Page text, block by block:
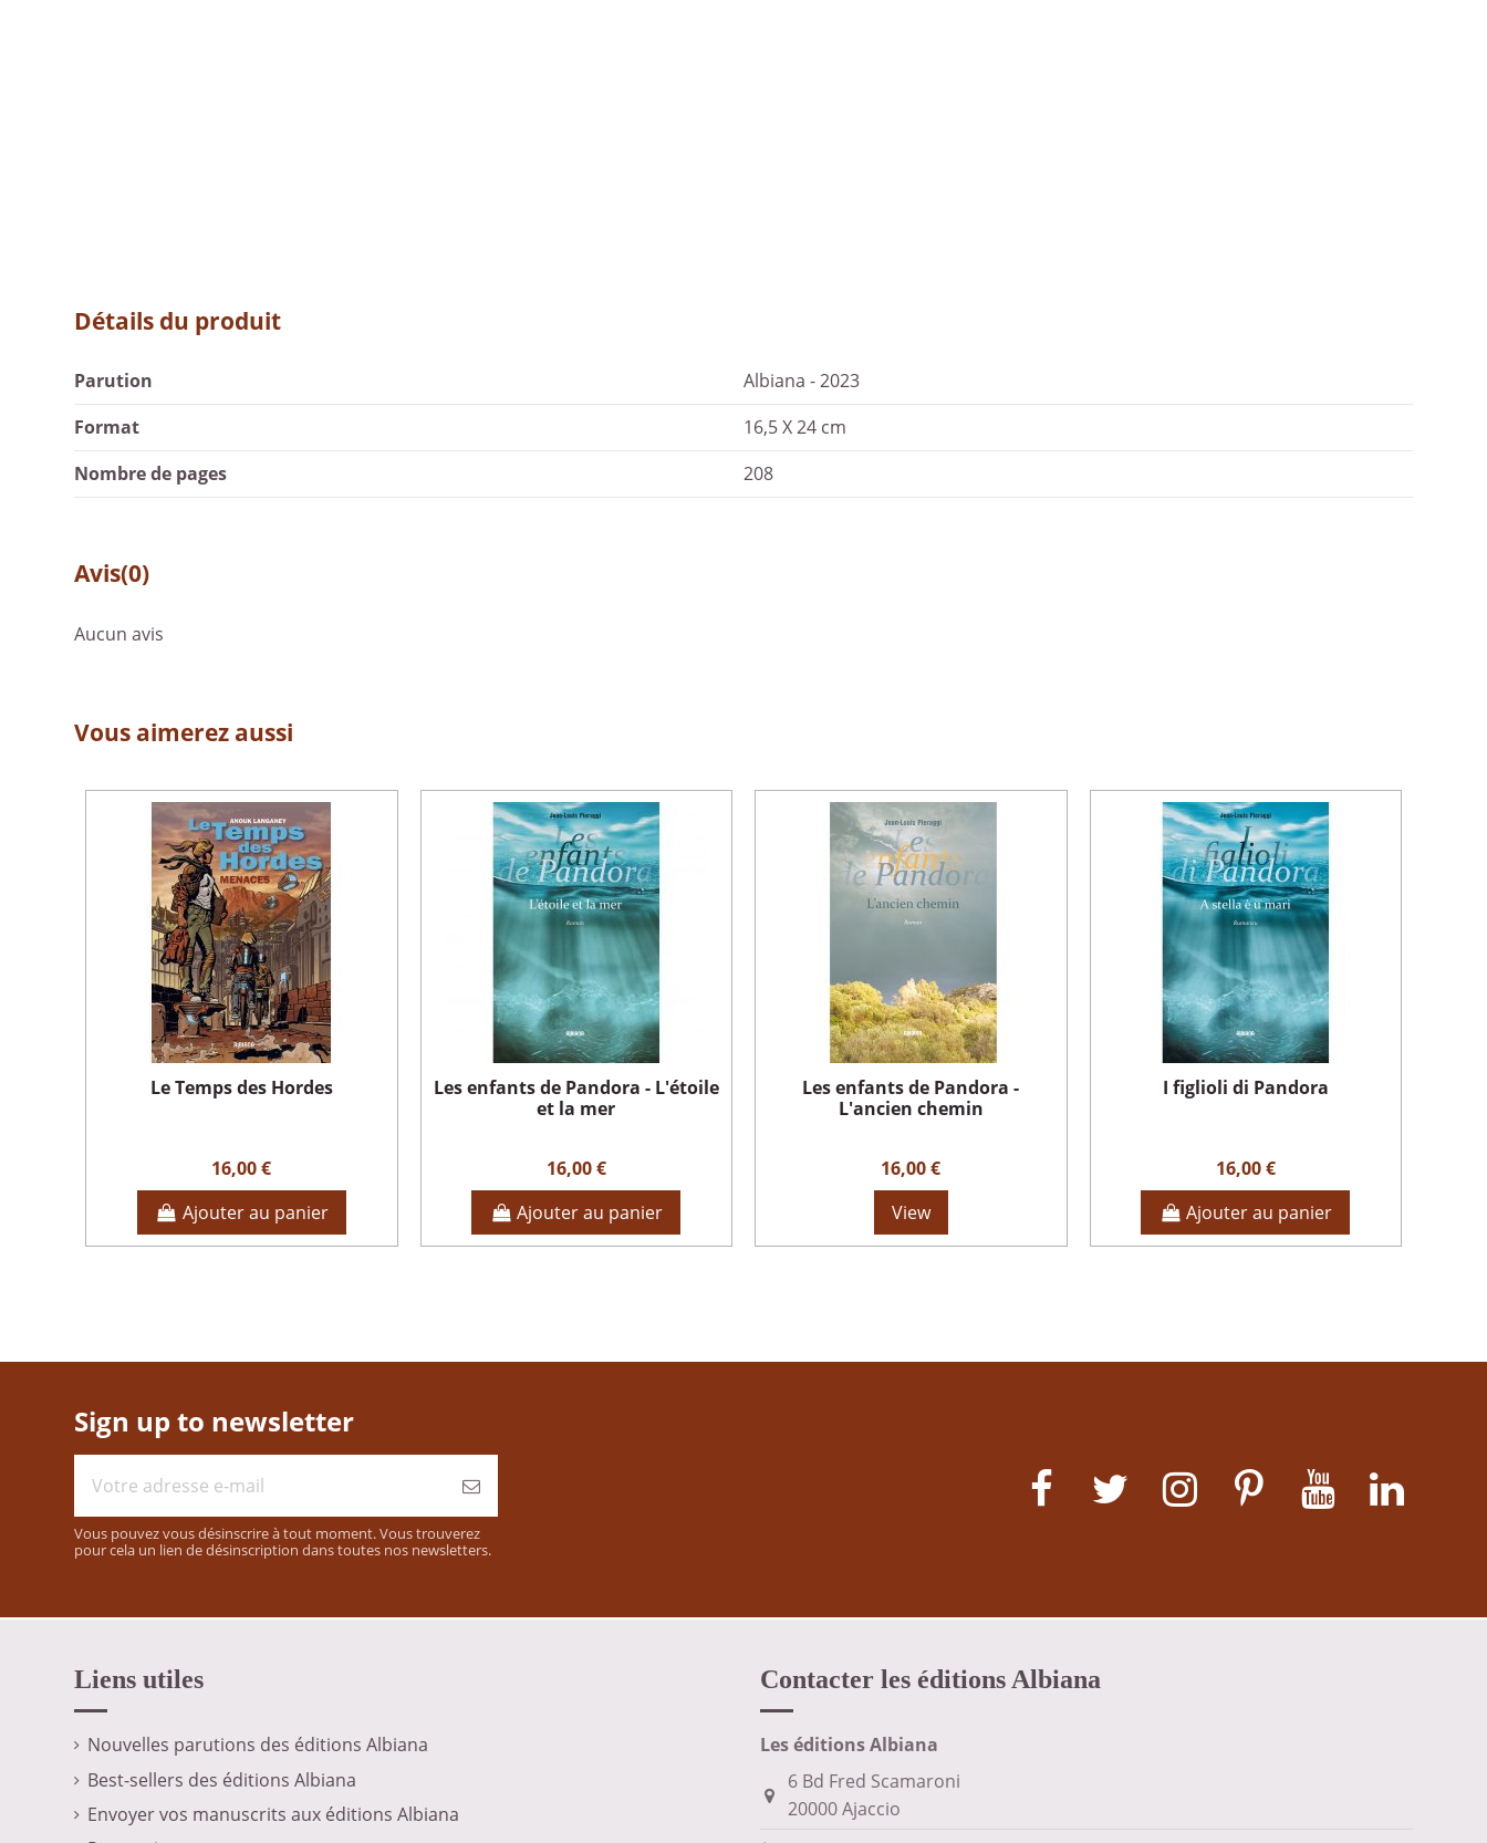
Détails du produit
Parution
Albiana - 2023
Format
16,5 X 24 cm
Nombre de pages
208
Avis(0)
Aucun avis
Vous aimerez aussi
Le Temps des Hordes
16,00 €
Ajouter au panier
Les enfants de Pandora - L'étoile
et la mer
16,00 €
Ajouter au panier
Les enfants de Pandora -
L'ancien chemin
16,00 €
View
I figlioli di Pandora
16,00 €
Ajouter au panier
Sign up to newsletter
Vous pouvez vous désinscrire à tout moment. Vous trouverez
pour cela un lien de désinscription dans toutes nos newsletters.
Liens utiles
Nouvelles parutions des éditions Albiana
Best-sellers des éditions Albiana
Envoyer vos manuscrits aux éditions Albiana
Contacter les éditions Albiana
Les éditions Albiana
6 Bd Fred Scamaroni
20000 Ajaccio